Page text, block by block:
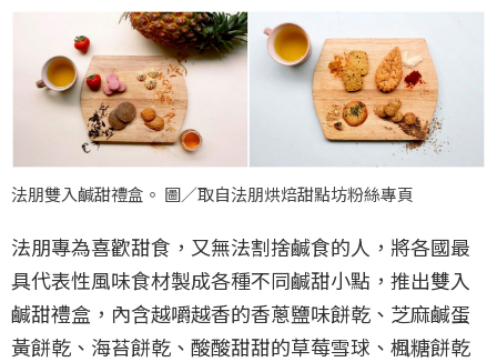
法朋雙入鹹甜禮盒。 圖／取自法朋烘焙甜點坊粉絲專頁
法朋專為喜歡甜食，又無法割捨鹹食的人，將各國最
具代表性風味食材製成各種不同鹹甜小點，推出雙入
鹹甜禮盒，內含越嚼越香的香蔥鹽味餅乾、芝麻鹹蛋
黃餅乾、海苔餅乾、酸酸甜甜的草莓雪球、楓糖餅乾